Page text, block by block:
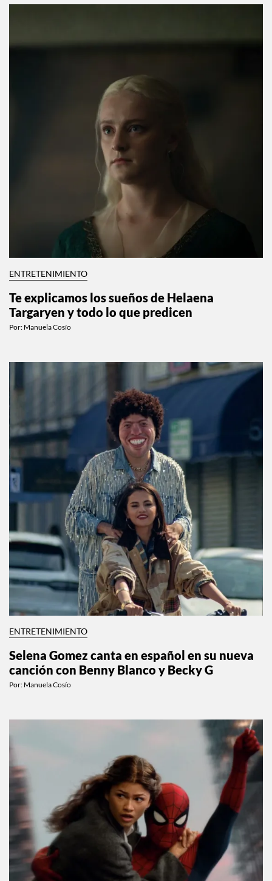
ENTRETENIMIENTO
Te explicamos los sueños de Helaena
Targaryen y todo lo que predicen
Por: Manuela Cosío
ENTRETENIMIENTO
Selena Gomez canta en español en su nueva
canción con Benny Blanco y Becky G
Por: Manuela Cosío